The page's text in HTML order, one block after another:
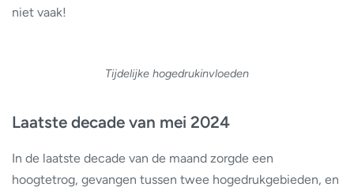
niet vaak!
Tijdelijke hogedrukinvloeden
Laatste decade van mei 2024
In de laatste decade van de maand zorgde een
hoogtetrog, gevangen tussen twee hogedrukgebieden, en